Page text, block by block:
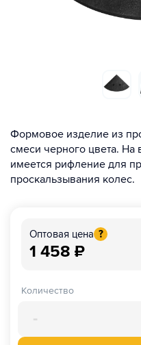
Формовое изделие из
смеси черного цвета. На
имеется рифление для
проскальзывания колес.
Оптовая цена ?
1 458 ₽
Количество
-